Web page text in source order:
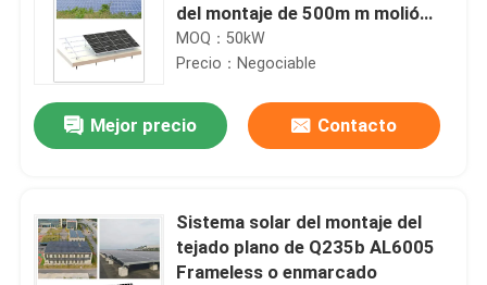
Hogar
del montaje de 500m m molió
MGAS-I
MOQ：50kW
Precio：Negociable
Mejor precio Contacto
Sistema solar del montaje del
tejado plano de Q235b AL6005
Frameless o enmarcado